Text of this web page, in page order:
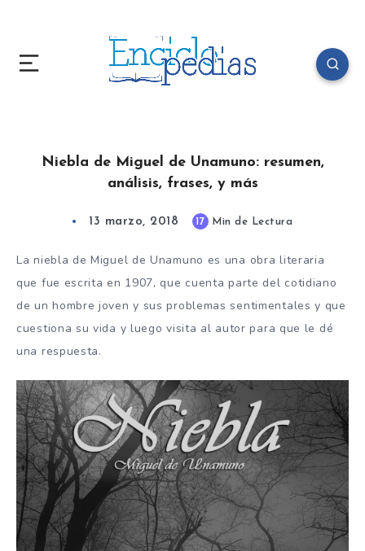
Niebla de Miguel de Unamuno: resumen,
análisis, frases, y más
13 marzo, 2018 17 Min de Lectura
La niebla de Miguel de Unamuno es una obra literaria
que fue escrita en 1907, que cuenta parte del cotidiano
de un hombre joven y sus problemas sentimentales y que
cuestiona su vida y luego visita al autor para que le dé
una respuesta.